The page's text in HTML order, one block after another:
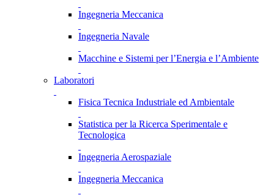
Ingegneria Meccanica
Ingegneria Navale
Macchine e Sistemi per l’Energia e l’Ambiente
Laboratori
Fisica Tecnica Industriale ed Ambientale
Statistica per la Ricerca Sperimentale e
Tecnologica
Ingegneria Aerospaziale
Ingegneria Meccanica